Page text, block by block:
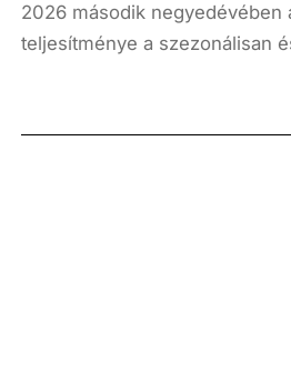
2026 második negyedévében
teljesítménye a szezonálisan
százalékkal, míg az előző